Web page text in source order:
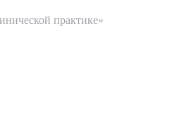
практике»